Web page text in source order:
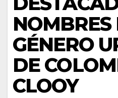
NOMBRES
GÉNERO
DE
CLOOY